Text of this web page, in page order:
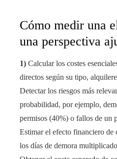
Cómo medir una
una perspectiva
1) Calcular los costes
directos según su tipo,
Detectar los riesgos más
probabilidad, por ejemplo,
permisos (40%) o fallos de un
Estimar el efecto financiero de
los días de demora